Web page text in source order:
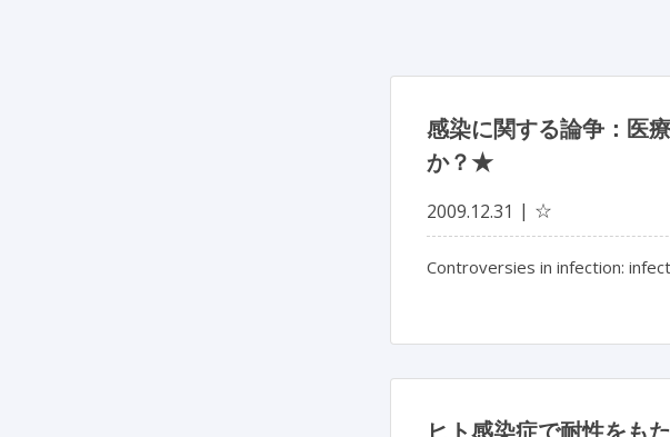
感染に関する論争：医
か？★
2009.12.31 ☆
Controversies in infection: